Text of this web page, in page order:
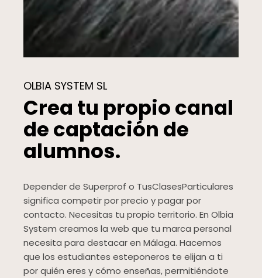
OLBIA SYSTEM SL
Crea tu propio canal
de captación de
alumnos.
Depender de Superprof o TusClasesParticulares
significa competir por precio y pagar por
contacto. Necesitas tu propio territorio. En Olbia
System creamos la web que tu marca personal
necesita para destacar en Málaga. Hacemos
que los estudiantes esteponeros te elijan a ti
por quién eres y cómo enseñas, permitiéndote